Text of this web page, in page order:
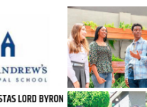
01_0.jpg
02_1.jpg